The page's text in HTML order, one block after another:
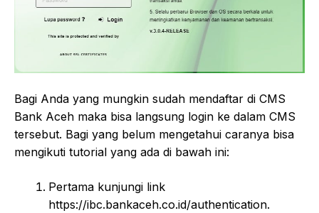
Bagi Anda yang mungkin sudah mendaftar di CMS
Bank Aceh maka bisa langsung login ke dalam CMS
tersebut. Bagi yang belum mengetahui caranya bisa
mengikuti tutorial yang ada di bawah ini:
Pertama kunjungi link
https://ibc.bankaceh.co.id/authentication.